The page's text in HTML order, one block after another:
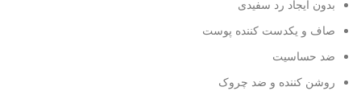
بدون ایجاد رد سفیدی
صاف و یکدست کننده پوست
ضد حساسیت
روشن کننده و ضد چروک